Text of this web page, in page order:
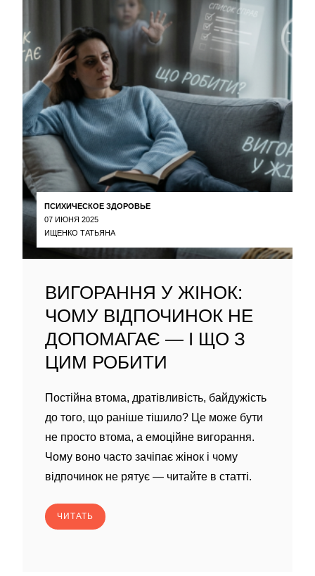
ПСИХИЧЕСКОЕ ЗДОРОВЬЕ
07 ИЮНЯ 2025
ИЩЕНКО ТАТЬЯНА
ВИГОРАННЯ У ЖІНОК:
ЧОМУ ВІДПОЧИНОК НЕ
ДОПОМАГАЄ — І ЩО З
ЦИМ РОБИТИ
Постійна втома, дратівливість, байдужість
до того, що раніше тішило? Це може бути
не просто втома, а емоційне вигорання.
Чому воно часто зачіпає жінок і чому
відпочинок не рятує — читайте в статті.
ЧИТАТЬ